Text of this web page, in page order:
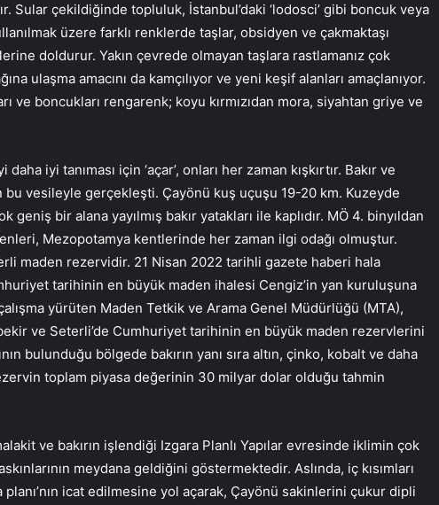
Sular çekildiğinde topluluk, İstanbul’daki ‘lodosci’ gibi boncuk veya
üzere farklı renklerde taşlar, obsidyen ve çakmaktaşı
doldurur. Yakın çevrede olmayan taşlara rastlamanız çok
ulaşma amacını da kamçılıyor ve yeni keşif alanları amaçlanıyor.
ve boncukları rengarenk; koyu kırmızıdan mora, siyahtan griye ve
iyi tanıması için ‘açar’, onları her zaman kışkırtır. Bakır ve
vesileyle gerçekleşti. Çayönü kuş uçuşu 19-20 km. Kuzeyde
bir alana yayılmış bakır yatakları ile kaplıdır. MÖ 4. binyıldan
Mezopotamya kentlerinde her zaman ilgi odağı olmuştur.
maden rezervidir. 21 Nisan 2022 tarihli gazete haberi hala
tarihinin en büyük maden ihalesi Cengiz’in yan kuruluşuna
çalışma yürüten Maden Tetkik ve Arama Genel Müdürlüğü (MTA),
ve Seterli’de Cumhuriyet tarihinin en büyük maden rezervlerini
bulunduğu bölgede bakırın yanı sıra altın, çinko, kobalt ve daha
toplam piyasa değerinin 30 milyar dolar olduğu tahmin
ve bakırın işlendiği Izgara Planlı Yapılar evresinde iklimin çok
meydana geldiğini göstermektedir. Aslında, iç kısımları
planı’nın icat edilmesine yol açarak, Çayönü sakinlerini çukur dipli